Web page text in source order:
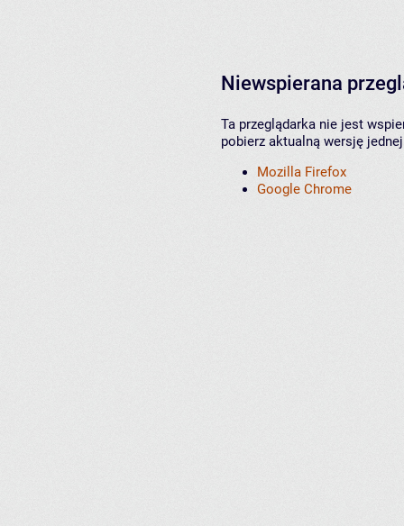
Niewspierana
Ta przeglądarka nie jest
pobierz aktualną wersję
Mozilla Firefox
Google Chrome